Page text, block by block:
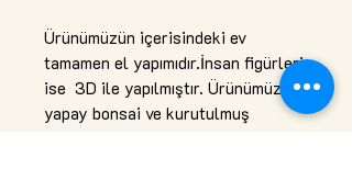
Ürünümüzün içerisindeki ev
tamamen el yapımıdır.İnsan figürleri
ise  3D ile yapılmıştır. Ürünümüz
yapay bonsai ve kurutulmuş